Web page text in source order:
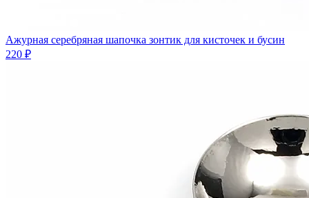
Ажурная серебряная шапочка зонтик для кисточек и бусин
220 ₽